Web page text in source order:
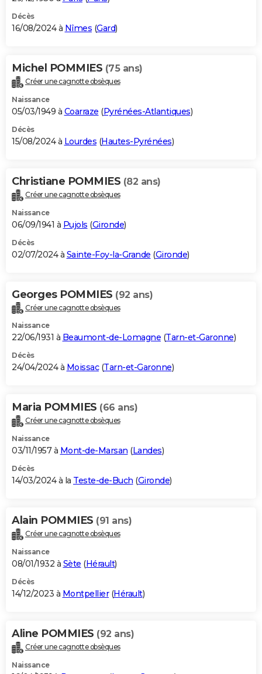
Décès
16/08/2024 à Nîmes (Gard)
Michel POMMIES (75 ans)
Créer une cagnotte obsèques
Naissance
05/03/1949 à Coarraze (Pyrénées-Atlantiques)
Décès
15/08/2024 à Lourdes (Hautes-Pyrénées)
Christiane POMMIES (82 ans)
Créer une cagnotte obsèques
Naissance
06/09/1941 à Pujols (Gironde)
Décès
02/07/2024 à Sainte-Foy-la-Grande (Gironde)
Georges POMMIES (92 ans)
Créer une cagnotte obsèques
Naissance
22/06/1931 à Beaumont-de-Lomagne (Tarn-et-Garonne)
Décès
24/04/2024 à Moissac(Tarn-et-Garonne)
Maria POMMIES (66 ans)
Créer une cagnotte obsèques
Naissance
03/11/1957 à Mont-de-Marsan (Landes)
Décès
14/03/2024 à la Teste-de-Buch (Gironde)
Alain POMMIES (91 ans)
Créer une cagnotte obsèques
Naissance
08/01/1932 à Sète (Hérault)
Décès
14/12/2023 à Montpellier(Hérault)
Aline POMMIES (92 ans)
Créer une cagnotte obsèques
Naissance